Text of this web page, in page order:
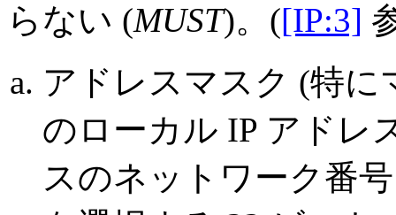
らない (MUST)。([IP:3]
アドレスマスク (特
のローカル IP アドレ
スのネットワーク番